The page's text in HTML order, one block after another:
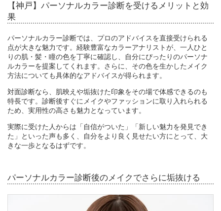
【神戸】パーソナルカラー診断を受けるメリットと効
果
パーソナルカラー診断では、プロのアドバイスを直接受けられる
点が大きな魅力です。経験豊富なカラーアナリストが、一人ひと
りの肌・髪・瞳の色を丁寧に確認し、自分にぴったりのパーソナ
ルカラーを提案してくれます。さらに、その色を生かしたメイク
方法についても具体的なアドバイスが得られます。
対面診断なら、肌映えや垢抜けた印象をその場で体感できるのも
特長です。診断後すぐにメイクやファッションに取り入れられる
ため、実用性の高さも魅力となっています。
実際に受けた人からは「自信がついた」「新しい魅力を発見でき
た」といった声も多く、自分をより良く見せたい方にとって、大
きな一歩となるはずです。
パーソナルカラー診断後のメイクでさらに垢抜ける